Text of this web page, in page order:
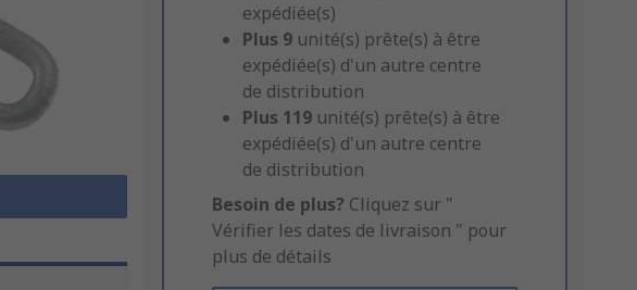
expédiée(s)
Plus 9 unité(s) prête(s) à être
expédiée(s) d'un autre centre
de distribution
Plus 119 unité(s) prête(s) à être
expédiée(s) d'un autre centre
de distribution
Besoin de plus? Cliquez sur "
Vérifier les dates de livraison " pour
plus de détails